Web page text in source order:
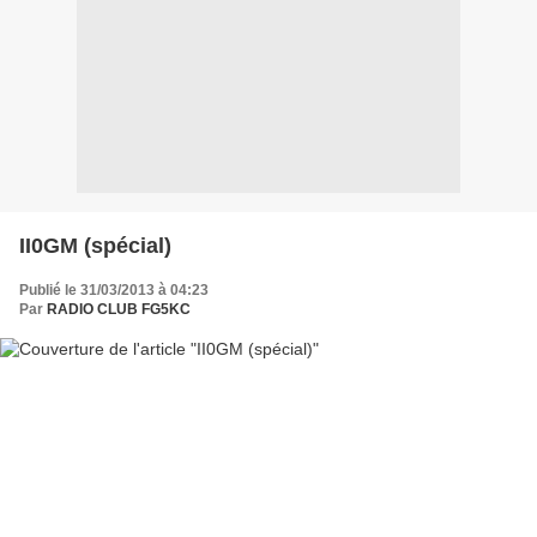
II0GM (spécial)
Publié le 31/03/2013 à 04:23
Par RADIO CLUB FG5KC